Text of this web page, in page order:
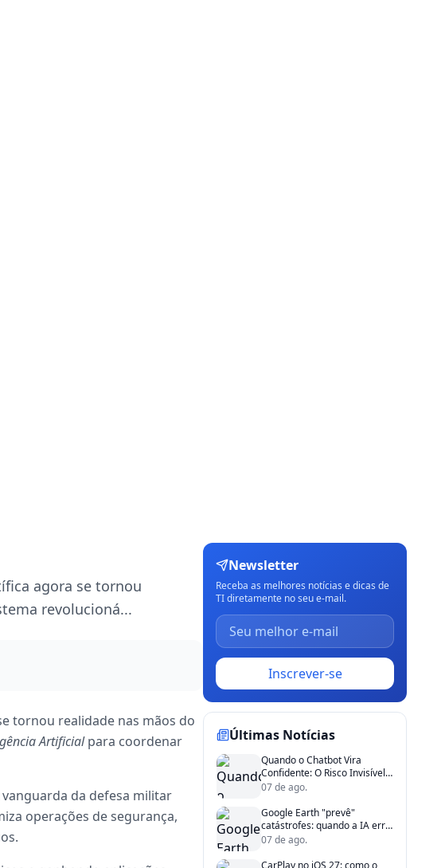
agora se tornou
revolucioná...
tornou realidade nas mãos do
Artificialpara coordenar
da defesa militar
operações de segurança,
Newsletter
Receba as melhores notícias e dicas de
TI diretamente no seu e-mail.
Inscrever-se
Últimas Notícias
Quando o Chatbot Vira
Confidente: O Risco Invisível
Dentro da Sua Empresa
07 de ago.
Google Earth "prevê"
catástrofes: quando a IA erra
e a confiança some
07 de ago.